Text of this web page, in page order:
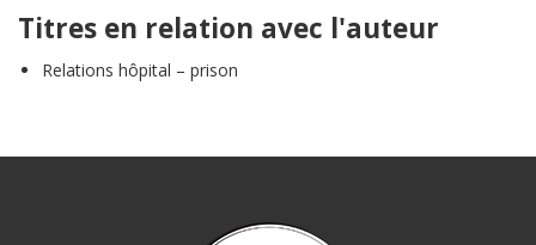
Titres en relation avec l'auteur
Relations hôpital – prison